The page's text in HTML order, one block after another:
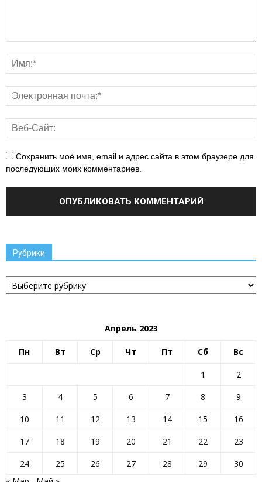
Сохранить моё имя, email и адрес сайта в этом браузере для
последующих моих комментариев.
Рубрики
Рубрики
Апрель 2023
Пн Вт Ср Чт Пт Сб Вс
1
2
3
4 5 6 7 8
9
10
11 12 13 14 15
16
17
18 19 20 21 22
23
24
25 26 27 28 29
30